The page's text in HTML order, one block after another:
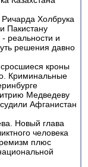
Холбрука
Пакистану
реальности и
решения давно
сросшиеся кроны
Криминальные
Медведеву
Афганистан
Новый глава
человека
плюс